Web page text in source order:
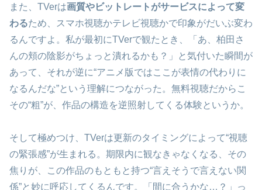
また、TVerは画質やビットレートがサービスによって変
わるため、スマホ視聴かテレビ視聴かで印象がだいぶ変わ
るんですよ。私が最初にTVerで観たとき、「あ、柏田さ
んの頬の陰影がちょっと潰れるかも？」と気付いた瞬間が
あって、それが逆に“アニメ版ではここが表情の代わりに
なるんだな”という理解につながった。無料視聴だからこ
その“粗”が、作品の構造を逆照射してくる体験というか。
そして極めつけ、TVerは更新のタイミングによって“視聴
の緊張感”が生まれる。期限内に観なきゃなくなる、その
焦りが、この作品のもともと持つ“言えそうで言えない関
係”と妙に呼応してくるんです。「間に合うかな…？」っ